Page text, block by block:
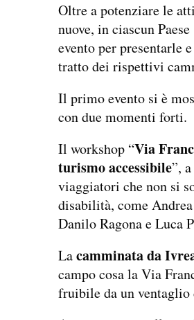
Oltre a potenziare le
nuove, in ciascun
evento per presentarle
tratto dei rispettivi
Il primo evento si è
con due momenti forti.
Il workshop “Via
turismo accessibile”,
viaggiatori che non si
disabilità, come
Danilo Ragona e Luca
Lacamminata da
campo cosa la Via
fruibile da un ventaglio